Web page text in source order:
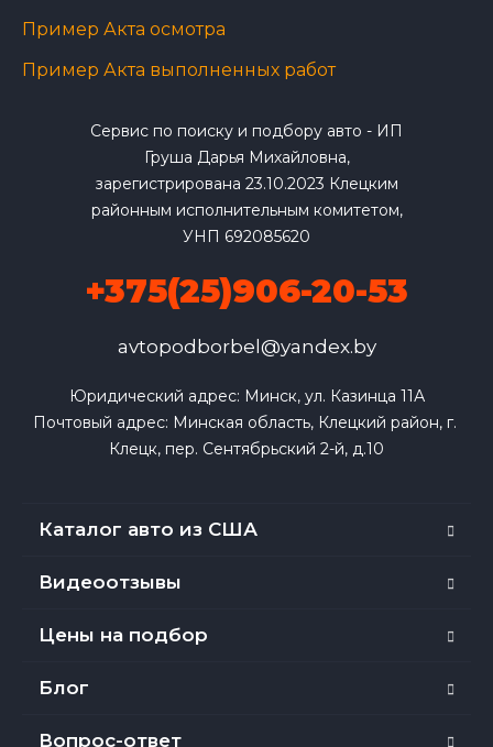
Пример Акта осмотра
Пример Акта выполненных работ
Сервис по поиску и подбору авто - ИП
Груша Дарья Михайловна,
зарегистрирована 23.10.2023 Клецким
районным исполнительным комитетом,
УНП 692085620
+375(25)906-20-53
avtopodborbel@yandex.by
Юридический адрес: Минск, ул. Казинца 11А
Почтовый адрес: Минская область, Клецкий район, г.
Клецк, пер. Сентябрьский 2-й, д.10
Каталог авто из США
Видеоотзывы
Цены на подбор
Блог
Вопрос-ответ